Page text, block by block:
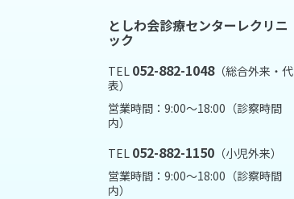
としわ会診療センターレクリニ
ック
TEL 052-882-1048（総合外来・代
表）
営業時間：9:00～18:00（診察時間
内）
TEL 052-882-1150 （小児外来）
営業時間：9:00～18:00（診察時間
内）